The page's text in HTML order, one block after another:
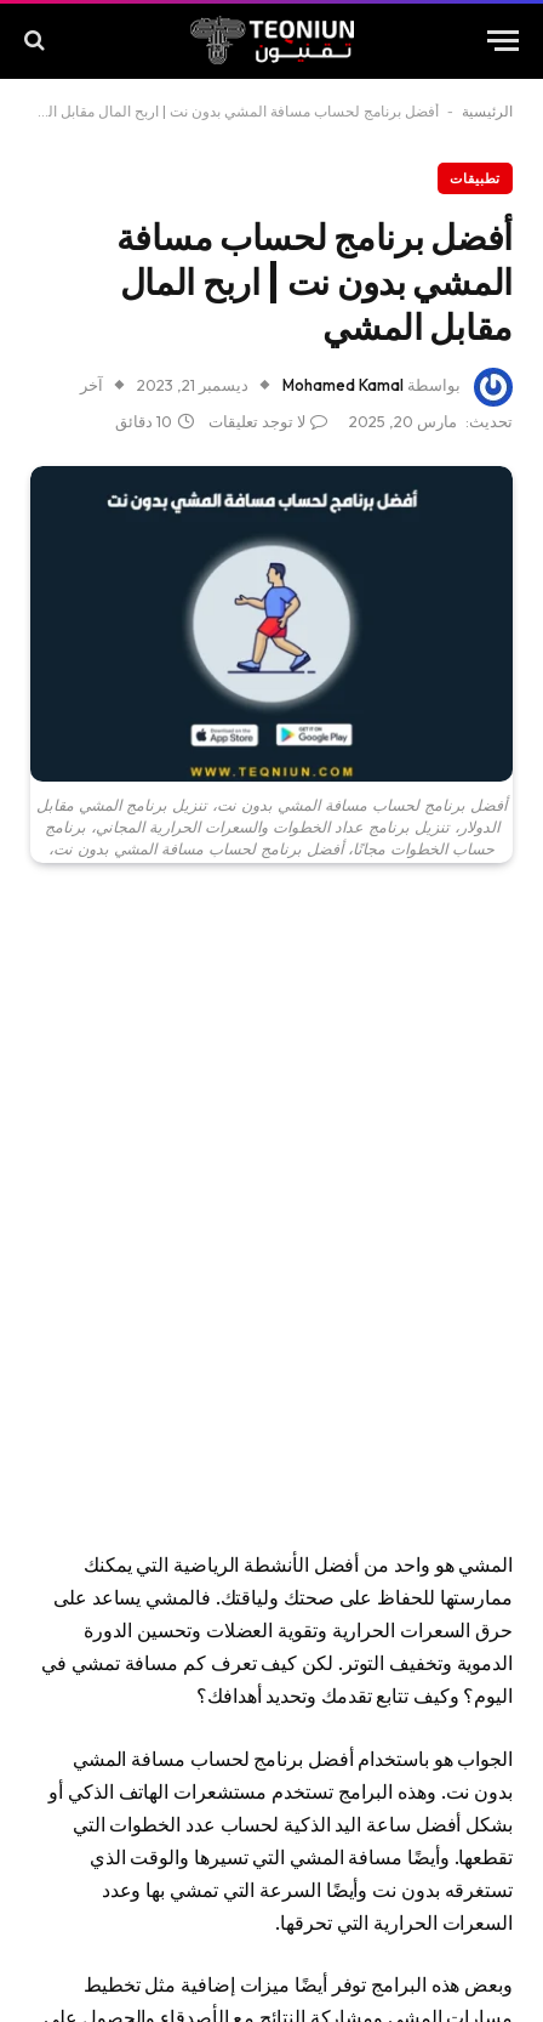
الرئيسية - أفضل برنامج لحساب مسافة المشي بدون نت | اربح المال مقابل المشي
تطبيقات
أفضل برنامج لحساب مسافة
المشي بدون نت | اربح المال
مقابل المشي
بواسطة Mohamed Kamal ديسمبر 21, 2023
آخر
تحديث: مارس 20, 2025 لا توجد تعليقات 10 دقائق
أفضل برنامج لحساب مسافة المشي بدون نت، تنزيل برنامج المشي مقابل
الدولار، تنزيل برنامج عداد الخطوات والسعرات الحرارية المجاني، برنامج
حساب الخطوات مجانًا، أفضل برنامج لحساب مسافة المشي بدون نت،
المشي هو واحد من أفضل الأنشطة الرياضية التي يمكنك
ممارستها للحفاظ على صحتك ولياقتك. فالمشي يساعد على
حرق السعرات الحرارية وتقوية العضلات وتحسين الدورة
الدموية وتخفيف التوتر. لكن كيف تعرف كم مسافة تمشي في
اليوم؟ وكيف تتابع تقدمك وتحديد أهدافك؟
الجواب هو باستخدام أفضل برنامج لحساب مسافة المشي
بدون نت. وهذه البرامج تستخدم مستشعرات الهاتف الذكي أو
بشكل أفضل ساعة اليد الذكية لحساب عدد الخطوات التي
تقطعها. وأيضًا مسافة المشي التي تسيرها والوقت الذي
تستغرقه بدون نت وأيضًا السرعة التي تمشي بها وعدد
السعرات الحرارية التي تحرقها.
وبعض هذه البرامج توفر أيضًا ميزات إضافية مثل تخطيط